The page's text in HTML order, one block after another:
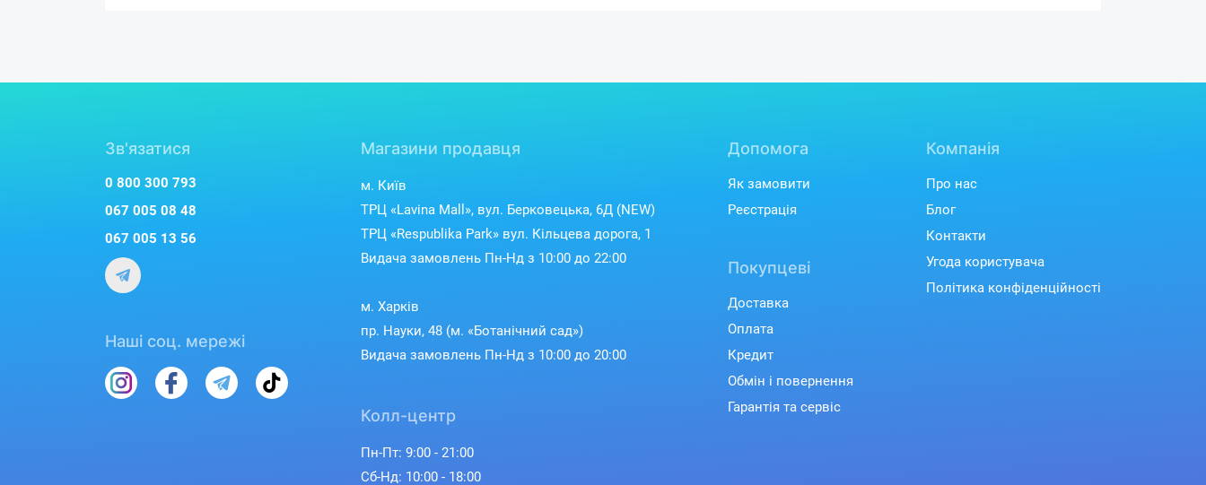
Зв'язатися
0 800 300 793
067 005 08 48
067 005 13 56
Наші соц. мережі
Магазини продавця
м. Київ
ТРЦ «Lavina Mall», вул. Берковецька, 6Д (NEW)
ТРЦ «Respublika Park» вул. Кільцева дорога, 1
Видача замовлень Пн-Нд з 10:00 до 22:00
м. Харків
пр. Науки, 48 (м. «Ботанічний сад»)
Видача замовлень Пн-Нд з 10:00 до 20:00
Колл-центр
Пн-Пт: 9:00 - 21:00
Сб-Нд: 10:00 - 18:00
Допомога
Як замовити
Реєстрація
Покупцеві
Доставка
Оплата
Кредит
Обмін і повернення
Гарантія та сервіс
Компанія
Про нас
Блог
Контакти
Угода користувача
Політика конфіденційності